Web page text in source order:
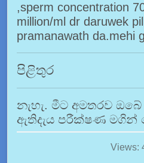
,sperm concentration
million/ml dr daruwek
pramanawath da.mehi
පිළිතුර
නැහැ. මීට අමතරව
ඇතිදැය පරීක්ෂණ මගින්
Views: